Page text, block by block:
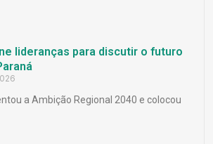
lideranças para discutir o futuro
a Ambição Regional 2040 e colocou